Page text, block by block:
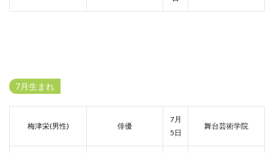
7月生まれ
梅津栄(男性) 俳優
7月
5日
舞台芸術学院